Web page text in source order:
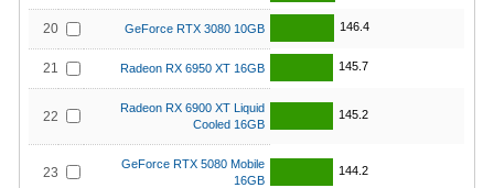
20 GeForce RTX 3080 10GB 146.4
21 Radeon RX 6950 XT 16GB 145.7
22
Radeon RX 6900 XT Liquid
Cooled 16GB
145.2
23
GeForce RTX 5080 Mobile
16GB
144.2